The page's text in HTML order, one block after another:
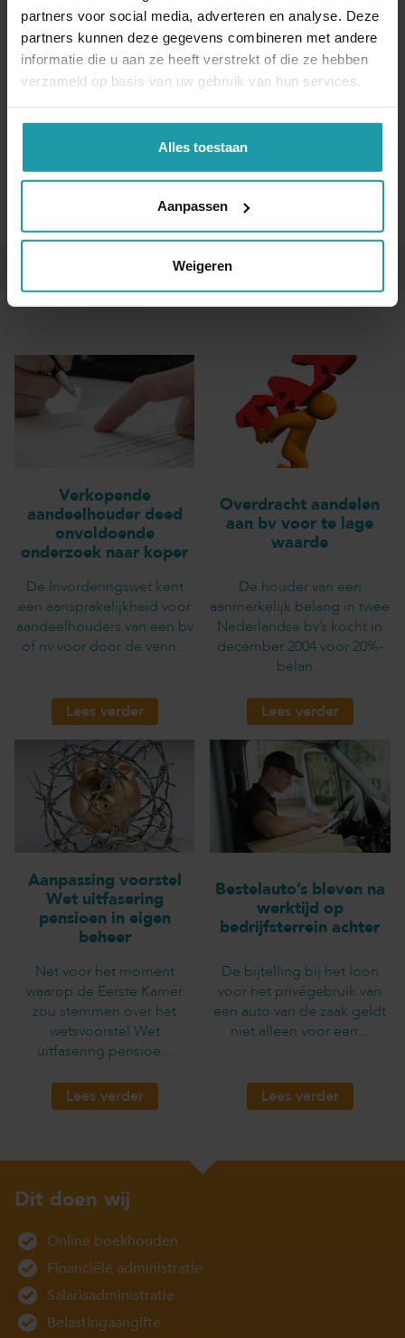
partners voor social media, adverteren en analyse. Deze
partners kunnen deze gegevens combineren met andere
informatie die u aan ze heeft verstrekt of die ze hebben
verzameld op basis van uw gebruik van hun services.
Alles toestaan
Aanpassen
Weigeren
Naam*
E-mail adres *
Andere interessante artikelen
Verkopende
aandeelhouder deed
onvoldoende
onderzoek naar koper
De Invorderingswet kent
een aansprakelijkheid voor
aandeelhouders van een bv
of nv voor door de venn...
Lees verder
Overdracht aandelen
aan bv voor te lage
waarde
De houder van een
aanmerkelijk belang in twee
Nederlandse bv’s kocht in
december 2004 voor 20%-
belan...
Lees verder
Aanpassing voorstel
Wet uitfasering
pensioen in eigen
beheer
Net voor het moment
waarop de Eerste Kamer
zou stemmen over het
wetsvoorstel Wet
uitfasering pensioe...
Lees verder
Bestelauto’s bleven na
werktijd op
bedrijfsterrein achter
De bijtelling bij het loon
voor het privégebruik van
een auto van de zaak geldt
niet alleen voor een...
Lees verder
Dit doen wij
Online boekhouden
Financiële administratie
Salarisadministratie
Belastingaangifte